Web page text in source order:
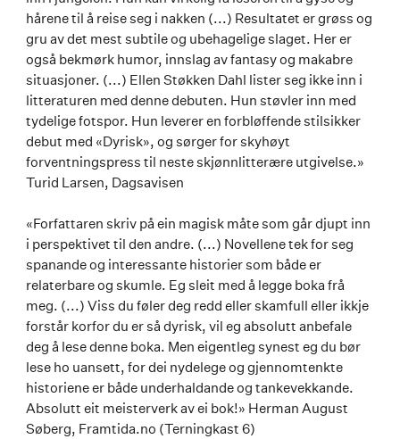
hårene til å reise seg i nakken (...) Resultatet er grøss og
gru av det mest subtile og ubehagelige slaget. Her er
også bekmørk humor, innslag av fantasy og makabre
situasjoner. (...) Ellen Støkken Dahl lister seg ikke inn i
litteraturen med denne debuten. Hun støvler inn med
tydelige fotspor. Hun leverer en forbløffende stilsikker
debut med «Dyrisk», og sørger for skyhøyt
forventningspress til neste skjønnlitterære utgivelse.»
Turid Larsen, Dagsavisen
«Forfattaren skriv på ein magisk måte som går djupt inn
i perspektivet til den andre. (...) Novellene tek for seg
spanande og interessante historier som både er
relaterbare og skumle. Eg sleit med å legge boka frå
meg. (...) Viss du føler deg redd eller skamfull eller ikkje
forstår korfor du er så dyrisk, vil eg absolutt anbefale
deg å lese denne boka. Men eigentleg synest eg du bør
lese ho uansett, for dei nydelege og gjennomtenkte
historiene er både underhaldande og tankevekkande.
Absolutt eit meisterverk av ei bok!» Herman August
Søberg, Framtida.no (Terningkast 6)